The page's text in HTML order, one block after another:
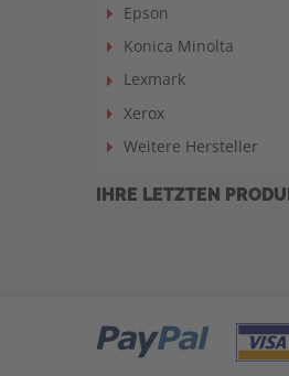
Epson
Konica Minolta
Lexmark
Xerox
Weitere Hersteller
IHRE LETZTEN